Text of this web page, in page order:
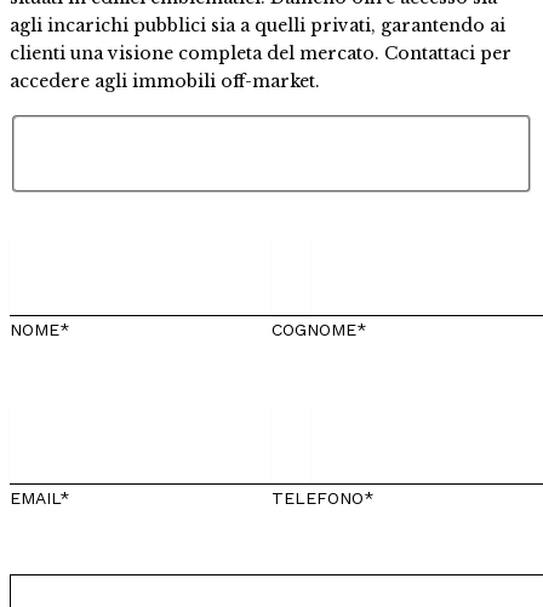
agli incarichi pubblici sia a quelli privati, garantendo ai
clienti una visione completa del mercato. Contattaci per
accedere agli immobili off-market.
NOME* COGNOME*
EMAIL* TELEFONO*